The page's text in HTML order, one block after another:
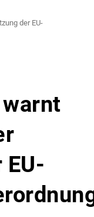
der EU-